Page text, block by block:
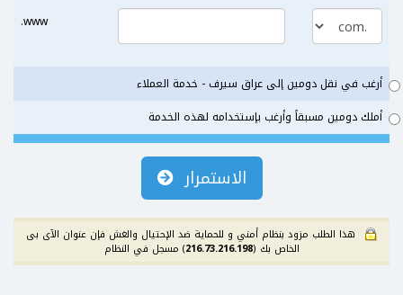
www.
أرغب في نقل دومين إلى عراق سيرف - خدمة العملاء
أملك دومين مسبقاً وأرغب بإستخدامه لهذه الخدمة
الاستمرار
هذا الطلب مزود بنظام أمني و للحماية ضد الإحتيال والغش فإن عنوان الآى بى
الخاص بك (216.73.216.198) مسجل في النظام